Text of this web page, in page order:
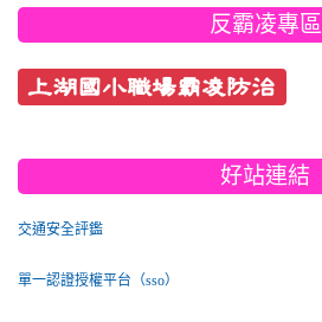
反霸凌專區
上湖國小職場霸凌防治
好站連結
交通安全評鑑
單一認證授權平台（sso）